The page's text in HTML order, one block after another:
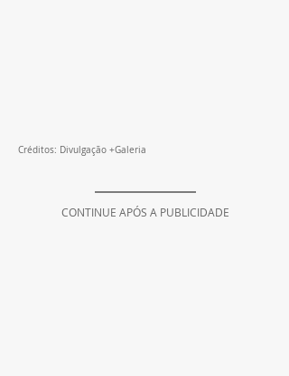
Créditos: Divulgação +Galeria
CONTINUE APÓS A PUBLICIDADE